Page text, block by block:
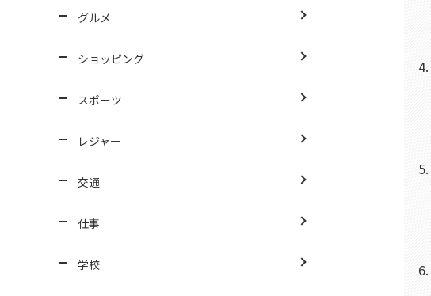
グルメ
ショッピング
スポーツ
レジャー
交通
仕事
学校